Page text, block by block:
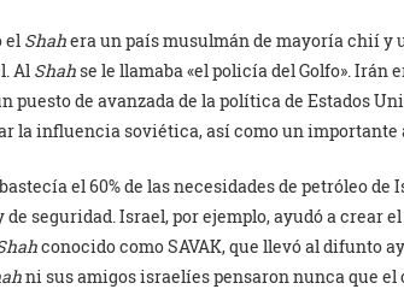
el Shahera un país musulmán de mayoría chií y
Al Shahse le llamaba «el policía del Golfo». Irán
puesto de avanzada de la política de Estados
la influencia soviética, así como un importante
el 60% de las necesidades de petróleo de
seguridad. Israel, por ejemplo, ayudó a crear
conocido como SAVAK, que llevó al difunto
ni sus amigos israelíes pensaron nunca que